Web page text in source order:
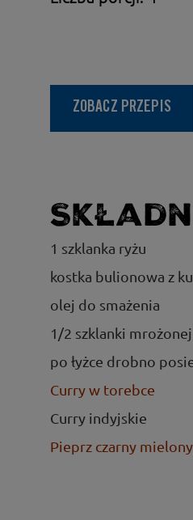
ZOBACZ PRZEPIS
1 szklanka ryżu
kostka bulionowa z
olej do smażenia
1/2 szklanki
po łyżce drobno
Curry w torebce
Curry indyjskie
Pieprz czarny